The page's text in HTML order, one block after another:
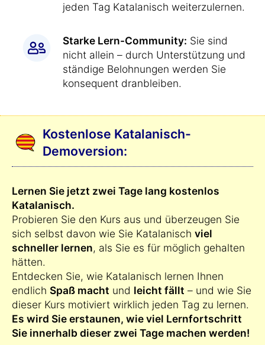
jeden Tag Katalanisch weiterzulernen.
Starke Lern-Community: Sie sind
nicht allein – durch Unterstützung und
ständige Belohnungen werden Sie
konsequent dranbleiben.
Kostenlose Katalanisch-
Demoversion:
Lernen Sie jetzt zwei Tage lang kostenlos
Katalanisch.
Probieren Sie den Kurs aus und überzeugen Sie
sich selbst davon wie Sie Katalanisch viel
schneller lernen, als Sie es für möglich gehalten
hätten.
Entdecken Sie, wie Katalanisch lernen Ihnen
endlich Spaß macht und leicht fällt – und wie Sie
dieser Kurs motiviert wirklich jeden Tag zu lernen.
Es wird Sie erstaunen, wie viel Lernfortschritt
Sie innerhalb dieser zwei Tage machen werden!